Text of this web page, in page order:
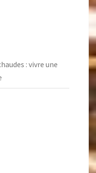
: vivre une